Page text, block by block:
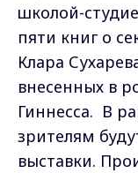
школой-
пяти книг о
Клара
внесенных в
Гиннесса. В
зрителям
выставки.